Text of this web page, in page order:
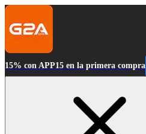
15% con APP15 en la primera compra